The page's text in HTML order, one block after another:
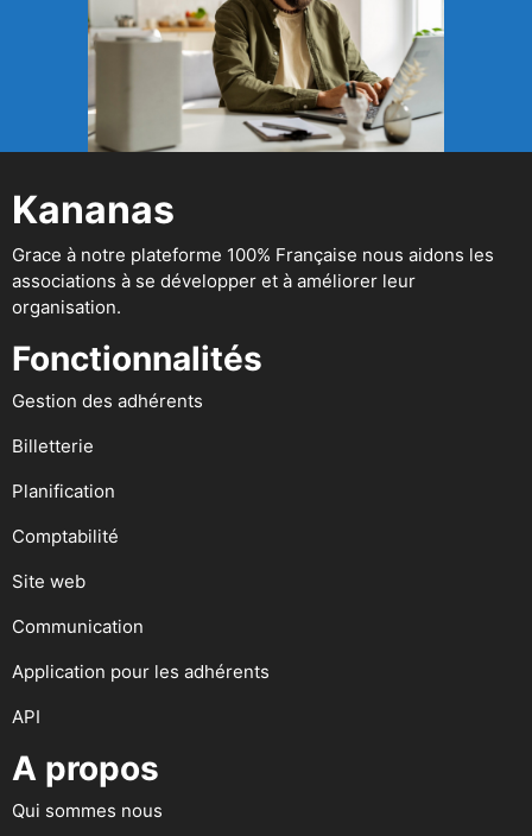
Kananas
Grace à notre plateforme 100% Française nous aidons les
associations à se développer et à améliorer leur
organisation.
Fonctionnalités
Gestion des adhérents
Billetterie
Planification
Comptabilité
Site web
Communication
Application pour les adhérents
API
A propos
Qui sommes nous